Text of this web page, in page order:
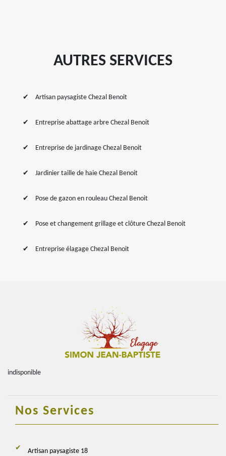
AUTRES SERVICES
Artisan paysagiste Chezal Benoit
Entreprise abattage arbre Chezal Benoit
Entreprise de jardinage Chezal Benoit
Jardinier taille de haie Chezal Benoit
Pose de gazon en rouleau Chezal Benoit
Pose et changement grillage et clôture Chezal Benoit
Entreprise élagage Chezal Benoit
indisponible
Nos Services
Artisan paysagiste 18